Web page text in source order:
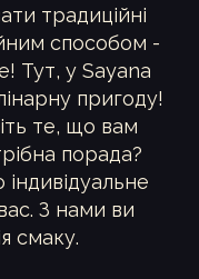
традиційні
способом -
Тут, у Sayana
пригоду!
те, що вам
порада?
З нами ви
смаку.